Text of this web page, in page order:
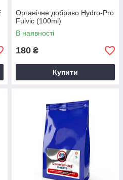
Органічне добриво Hydro-Pro
Fulvic (100ml)
В наявності
180 ₴
Купити